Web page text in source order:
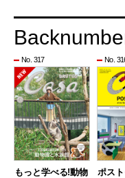
No. 317
もっと学べる!動物
No.
ポス